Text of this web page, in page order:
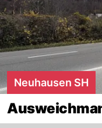
Neuhausen SH